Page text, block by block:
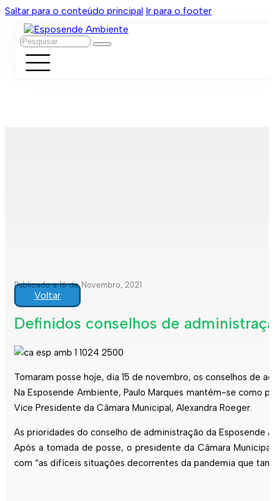
Saltar para o conteúdo principal Ir para o footer
Pesquisar
Publicado a 16 de Novembro, 2021
Voltar
Definidos conselhos de
Tomaram posse hoje, dia 15 de novembro, os conselhos de
Na Esposende Ambiente, Paulo Marques mantém-se como
Vice Presidente da Câmara Municipal, Alexandra Roeger.
As prioridades do conselho de administração da
Após a tomada de posse, o presidente da Câmara
com “as difíceis situações decorrentes da pandemia que